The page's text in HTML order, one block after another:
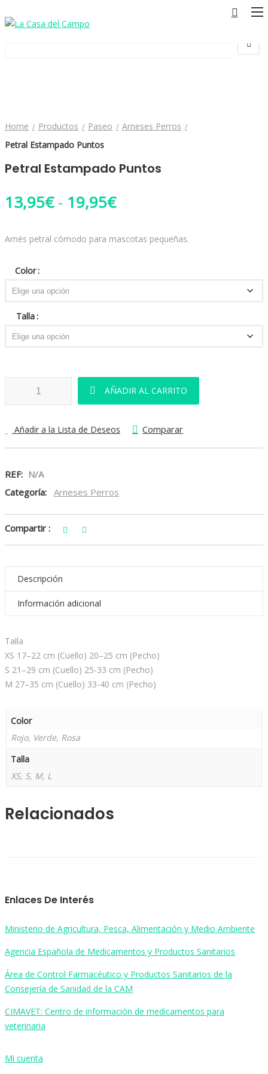
Home Productos Paseo
Arneses Perros
Petral Estampado Puntos
Petral Estampado Puntos
13,95€ - 19,95€Rango de precios:
Arnés petral cómodo para mascotas pequeñas.
Color
Talla
Petral Estampado Puntos cantidad
AÑADIR AL CARRITO
Añadir a la Lista de Deseos Comparar
REF: N/A
Categoría: Arneses Perros
Compartir :
Descripción
Información adicional
Talla
XS 17–22 cm (Cuello) 20–25 cm (Pecho)
S 21–29 cm (Cuello) 25-33 cm (Pecho)
M 27–35 cm (Cuello) 33-40 cm (Pecho)
Color
Rojo, Verde, Rosa
Talla
XS, S, M, L
Relacionados
Enlaces De Interés
Ministerio de Agricultura, Pesca, Alimentación y Medio Ambiente
Agencia Española de Medicamentos y Productos Sanitarios
Área de Control Farmacéutico y Productos Sanitarios de la
Consejería de Sanidad de la CAM
CIMAVET: Centro de información de medicamentos para
veterinaria
Mi cuenta